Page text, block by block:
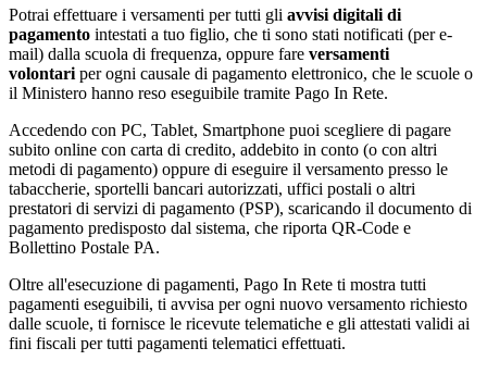
Potrai effettuare i versamenti per tutti gli avvisi digitali di
pagamento intestati a tuo figlio, che ti sono stati notificati (per e-
mail) dalla scuola di frequenza, oppure fare versamenti
volontari per ogni causale di pagamento elettronico, che le scuole o
il Ministero hanno reso eseguibile tramite Pago In Rete.
Accedendo con PC, Tablet, Smartphone puoi scegliere di pagare
subito online con carta di credito, addebito in conto (o con altri
metodi di pagamento) oppure di eseguire il versamento presso le
tabaccherie, sportelli bancari autorizzati, uffici postali o altri
prestatori di servizi di pagamento (PSP), scaricando il documento di
pagamento predisposto dal sistema, che riporta QR-Code e
Bollettino Postale PA.
Oltre all'esecuzione di pagamenti, Pago In Rete ti mostra tutti
pagamenti eseguibili, ti avvisa per ogni nuovo versamento richiesto
dalle scuole, ti fornisce le ricevute telematiche e gli attestati validi ai
fini fiscali per tutti pagamenti telematici effettuati.